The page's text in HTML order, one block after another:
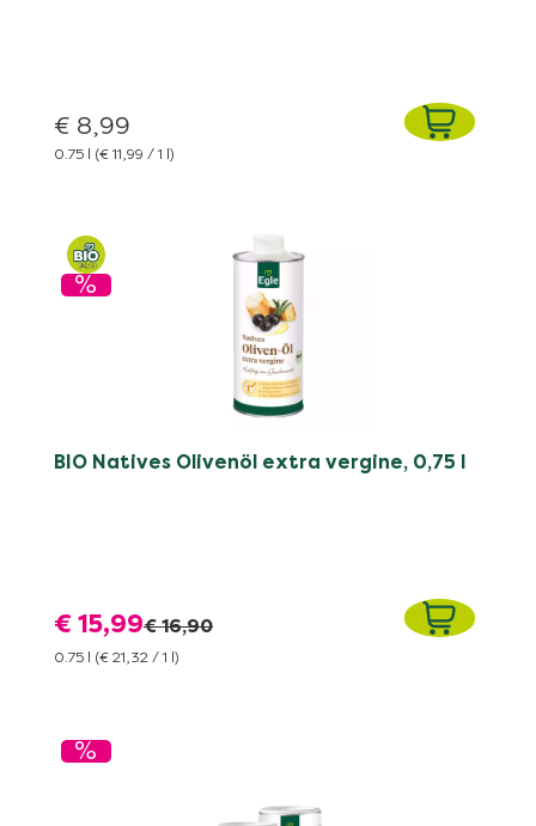
€ 8,99
0.75 l (€ 11,99 / 1 l)
%
BIO Natives Olivenöl extra vergine, 0,75 l
€ 15,99€ 16,90
0.75 l (€ 21,32 / 1 l)
%